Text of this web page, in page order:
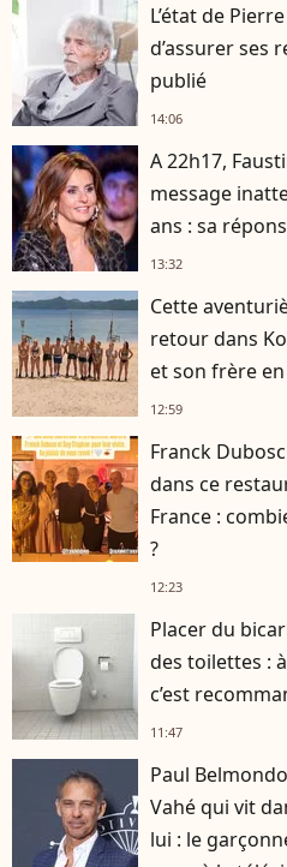
L’état de
d’assurer ses
publié
14:06
A 22h17,
message
ans : sa
13:32
Cette
retour dans
et son frère
12:59
Franck
dans ce
France :
?
12:23
Placer du
des toilettes :
c’est
11:47
Paul
Vahé qui vit
lui : le